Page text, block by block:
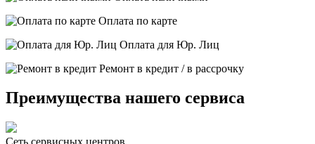
Оплата по карте
Оплата для Юр. Лиц
Ремонт в кредит / в рассрочку
Преимущества нашего сервиса